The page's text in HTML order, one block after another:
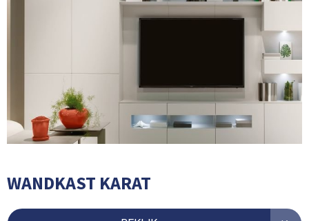
WANDKAST KARAT